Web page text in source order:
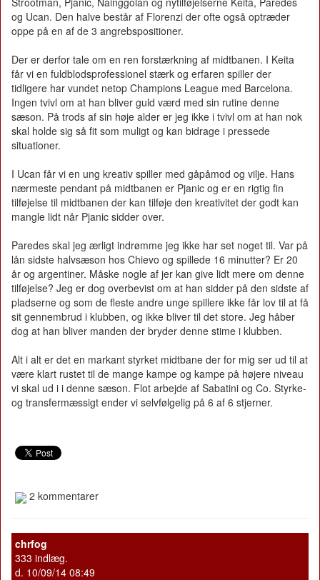
og Ucan. Den halve består af Florenzi der ofte også optræder
oppe på en af de 3 angrebspositioner.
Der er derfor tale om en ren forstærkning af midtbanen. I Keita
får vi en fuldblodsprofessionel stærk og erfaren spiller der
tidligere har vundet netop Champions League med Barcelona.
Ingen tvivl om at han bliver guld værd med sin rutine denne
sæson. På trods af sin høje alder er jeg ikke i tvivl om at han nok
skal holde sig så fit som muligt og kan bidrage i pressede
situationer.
I Ucan får vi en ung kreativ spiller med gåpåmod og vilje. Hans
nærmeste pendant på midtbanen er Pjanic og er en rigtig fin
tilføjelse til midtbanen der kan tilføje den kreativitet der godt kan
mangle lidt når Pjanic sidder over.
Paredes skal jeg ærligt indrømme jeg ikke har set noget til. Var på
lån sidste halvsæson hos Chievo og spillede 16 minutter? Er 20
år og argentiner. Måske nogle af jer kan give lidt mere om denne
tilføjelse? Jeg er dog overbevist om at han sidder på den sidste af
pladserne og som de fleste andre unge spillere ikke får lov til at få
sit gennembrud i klubben, og ikke bliver til det store. Jeg håber
dog at han bliver manden der bryder denne stime i klubben.
Alt i alt er det en markant styrket midtbane der for mig ser ud til at
være klart rustet til de mange kampe og kampe på højere niveau
vi skal ud i i denne sæson. Flot arbejde af Sabatini og Co. Styrke-
og transfermæssigt ender vi selvfølgelig på 6 af 6 stjerner.
2 kommentarer
chrfog
333 indlæg.
d. 10/09/14 08:49